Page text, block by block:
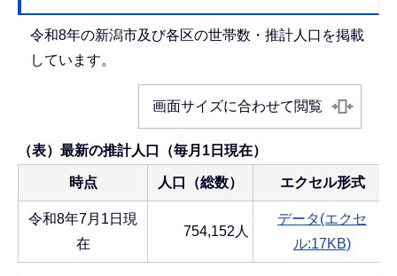
令和8年の新潟市及び各区の世帯数・推計人口を掲載
しています。
画面サイズに合わせて閲覧
（表）最新の推計人口（毎月1日現在）
時点 人口（総数） エクセル形式
令和8年7月1日現
在
754,152人
データ(エクセ
ル:17KB)